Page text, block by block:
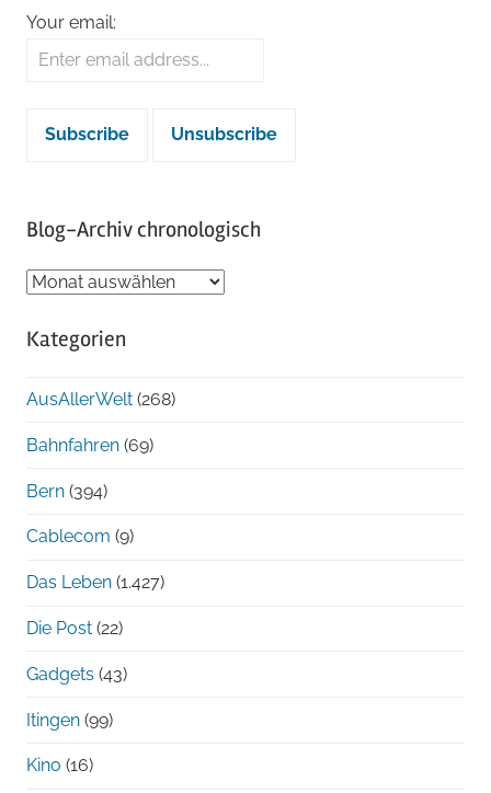
Your email:
Blog-Archiv chronologisch
Blog-
chronologisch
Kategorien
AusAllerWelt (268)
Bahnfahren (69)
Bern (394)
Cablecom (9)
Das Leben (1.427)
Die Post (22)
Gadgets (43)
Itingen (99)
Kino (16)